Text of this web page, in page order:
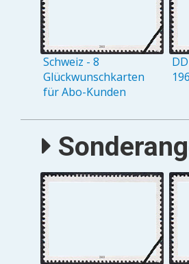
Schweiz - 8
Glückwunschkarten
für Abo-Kunden